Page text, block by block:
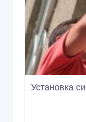
08/07/2018
Системы
Казахстан,